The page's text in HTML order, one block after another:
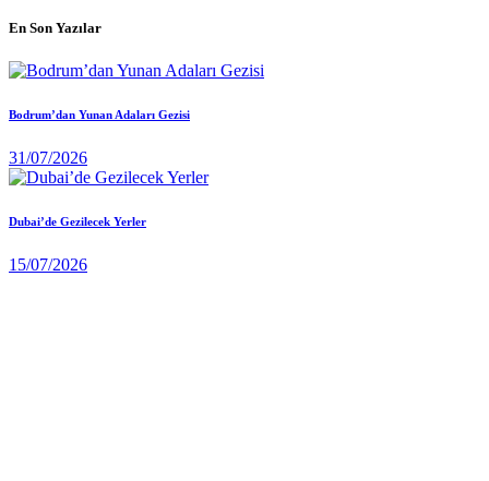
En Son Yazılar
Bodrum’dan Yunan Adaları Gezisi
31/07/2026
Dubai’de Gezilecek Yerler
15/07/2026